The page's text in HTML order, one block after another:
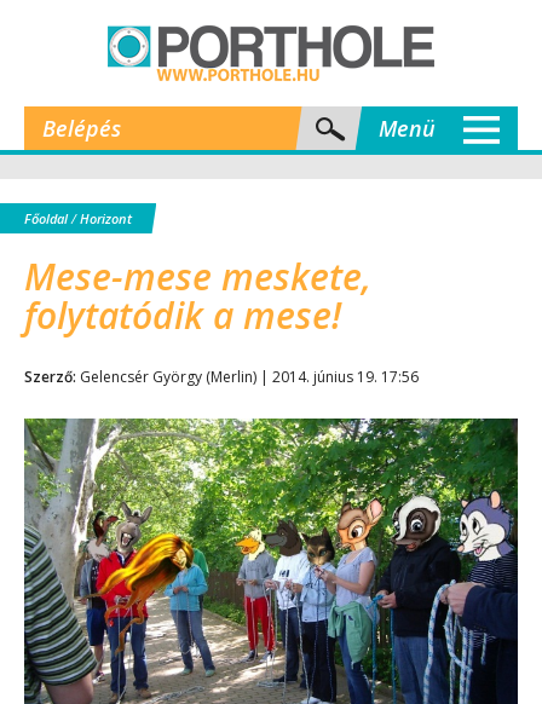
Belépés Menü
Főoldal/Horizont
Mese-mese meskete,
folytatódik a mese!
Szerző: Gelencsér György (Merlin) | 2014. június 19. 17:56